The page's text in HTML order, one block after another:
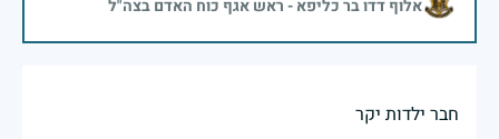
אלוף דדו בר כליפא - ראש אגף כוח האדם בצה"ל
חבר ילדות יקר